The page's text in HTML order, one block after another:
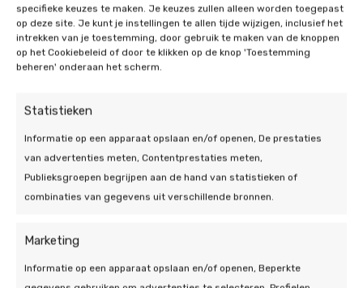
specifieke keuzes te maken. Je keuzes zullen alleen worden toegepast
op deze site. Je kunt je instellingen te allen tijde wijzigen, inclusief het
intrekken van je toestemming, door gebruik te maken van de knoppen
op het Cookiebeleid of door te klikken op de knop 'Toestemming
beheren' onderaan het scherm.
Statistieken
Informatie op een apparaat opslaan en/of openen, De prestaties
van advertenties meten, Contentprestaties meten,
Publieksgroepen begrijpen aan de hand van statistieken of
combinaties van gegevens uit verschillende bronnen.
Marketing
Informatie op een apparaat opslaan en/of openen, Beperkte
deze wordt vrijgegeven. Dit helpt bij het
maximaliseren van uw besparingen en het
minimaliseren van uw afhankelijkheid van het
net.
er controles uitgevoerd om ervoor te zorgen dat
onderhoudsplan om de efficiëntie van uw
batterij te waarborgen.